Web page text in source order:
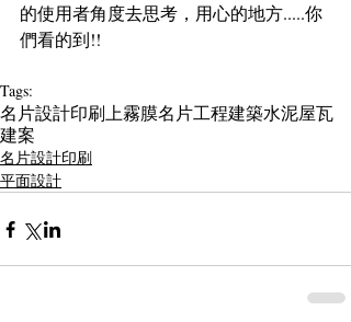
的使用者角度去思考，用心的地方.....你
們看的到!!
Tags:
名片設計印刷 上霧膜名片工程建築水泥屋瓦
建案
名片設計印刷
平面設計